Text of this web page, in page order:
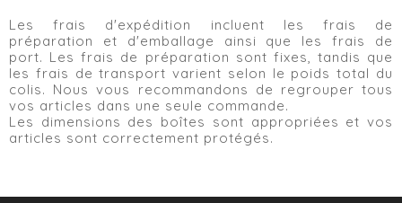
Les frais d'expédition incluent les frais de
préparation et d'emballage ainsi que les frais de
port. Les frais de préparation sont fixes, tandis que
les frais de transport varient selon le poids total du
colis. Nous vous recommandons de regrouper tous
vos articles dans une seule commande.
Les dimensions des boîtes sont appropriées et vos
articles sont correctement protégés.